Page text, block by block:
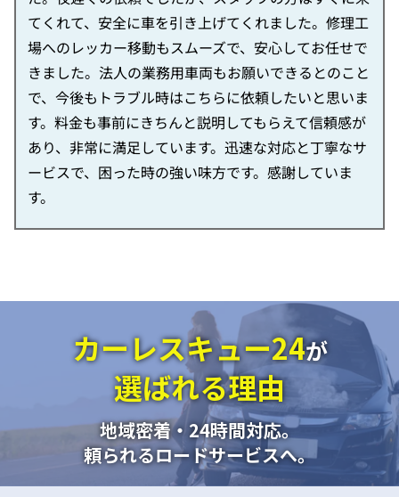
てくれて、安全に車を引き上げてくれました。修理工
場へのレッカー移動もスムーズで、安心してお任せで
きました。法人の業務用車両もお願いできるとのこと
で、今後もトラブル時はこちらに依頼したいと思いま
す。料金も事前にきちんと説明してもらえて信頼感が
あり、非常に満足しています。迅速な対応と丁寧なサ
ービスで、困った時の強い味方です。感謝していま
す。
カーレスキュー24が
選ばれる理由
地域密着・24時間対応。
頼られるロードサービスへ。